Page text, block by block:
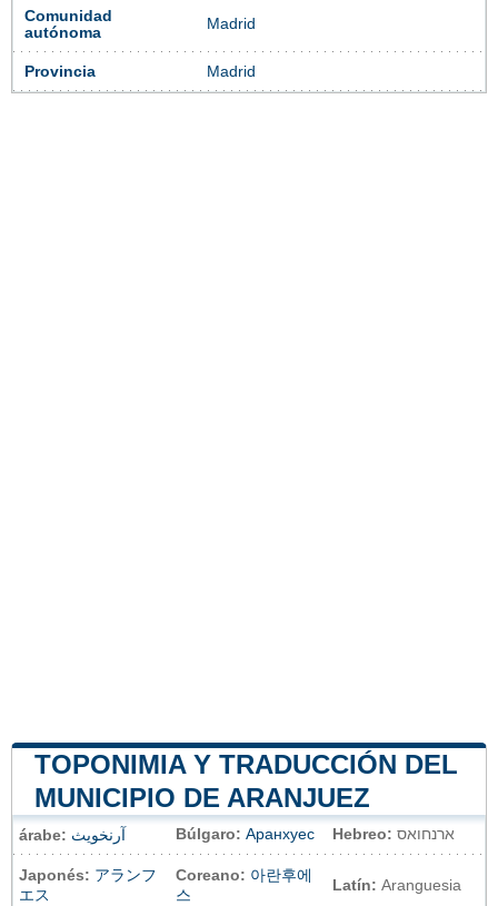
Comunidad
autónoma
Madrid
Provincia Madrid
TOPONIMIA Y TRADUCCIÓN DEL
MUNICIPIO DE ARANJUEZ
árabe: آرنخويث Búlgaro: Аранхуес Hebreo: ארנחואס
Japonés: アランフ
エス
Coreano: 아란후에
스
Latín: Aranguesia